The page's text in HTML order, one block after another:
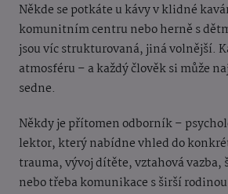
Někde se potkáte u kávy v klidné
komunitním centru nebo herně s
jsou víc strukturovaná, jiná volnější.
atmosféru – a každý člověk si může
sedne.
Někdy je přítomen odborník –
lektor, který nabídne vhled do
trauma, vývoj dítěte, vztahová vazba,
nebo třeba komunikace s širší